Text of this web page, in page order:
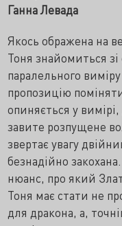
Ганна Левада
Якось ображена на
Тоня знайомиться
паралельного
пропозицію
опиняється у вимірі,
завите розпущене
звертає увагу
безнадійно
нюанс, про який
Тоня має стати не
для дракона, а,